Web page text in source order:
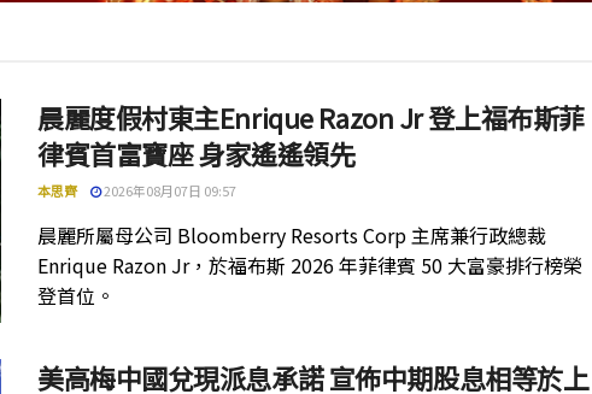
晨麗度假村東主Enrique Razon Jr 登上福布斯菲
律賓首富寶座 身家遙遙領先
本思齊 2026年08月07日 09:57
晨麗所屬母公司 Bloomberry Resorts Corp 主席兼行政總裁
Enrique Razon Jr，於福布斯 2026 年菲律賓 50 大富豪排行榜榮
登首位。
美高梅中國兌現派息承諾 宣佈中期股息相等於上